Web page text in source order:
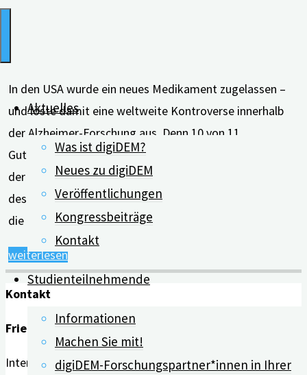
Aktuelles
Was ist digiDEM?
Neues zu digiDEM
Veröffentlichungen
Kongressbeiträge
Kontakt
Studienteilnehmende
Informationen
Machen Sie mit!
digiDEM-Forschungspartner*innen in Ihrer
In den USA wurde ein neues Medikament zugelassen –
und löste damit eine weltweite Kontroverse innerhalb
der Alzheimer-Forschung aus. Denn 10 von 11
Gutachter*innen haben das Medikament zur Behandlung
der Alzheimer-Erkrankung abgelehnt. Die Demenzgruppe
des Cochrane Instituts gibt einen kurzen Überblick über
die Beweislage von Aducanumab. Lange Zeit gab es …
weiterlesen"Kontroverse
über
Medikament
gegen
Alzheimer"
Kontakt
Friedrich-Alexander-Universität Erlangen-Nürnberg
Interdisziplinäres Zentrum für HTA und Public Health